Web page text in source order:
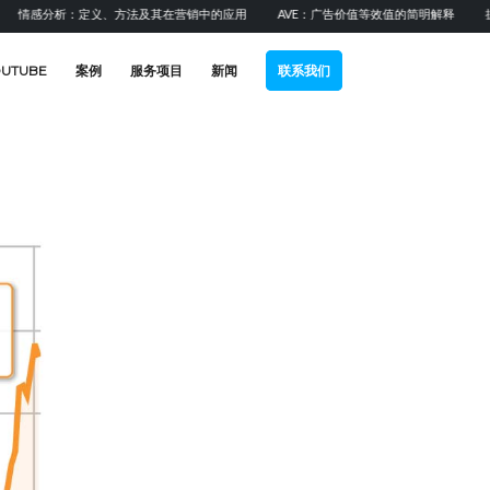
析：定义、方法及其在营销中的应用 AVE：广告价值等效值的简明解释 提升
案例 服务项目 新闻 联系我们